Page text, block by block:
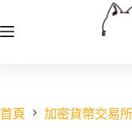
至
容
首頁 加密貨幣交易所